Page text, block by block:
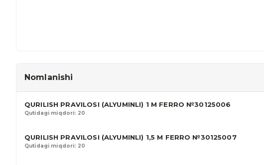
Nomlanishi
QURILISH PRAVILOSI (ALYUMINLI) 1 M FERRO №30125006
Qutidagi miqdori: 20
QURILISH PRAVILOSI (ALYUMINLI) 1,5 M FERRO №30125007
Qutidagi miqdori: 20